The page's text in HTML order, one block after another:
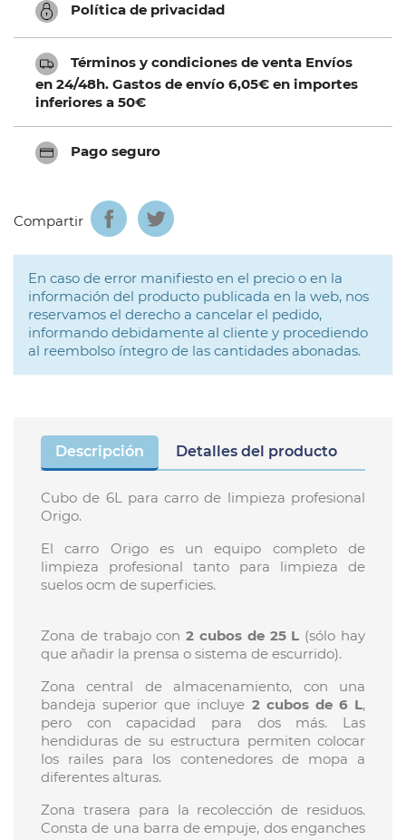
Política de privacidad
Términos y condiciones de venta Envíos
en 24/48h. Gastos de envío 6,05€ en importes
inferiores a 50€
Pago seguro
Compartir
En caso de error manifiesto en el precio o en la
información del producto publicada en la web, nos
reservamos el derecho a cancelar el pedido,
informando debidamente al cliente y procediendo
al reembolso íntegro de las cantidades abonadas.
Descripción Detalles del producto
Cubo de 6L para carro de limpieza profesional
Origo.
El carro Origo es un equipo completo de
limpieza profesional tanto para limpieza de
suelos ocm de superficies.
Zona de trabajo con2 cubos de 25 L (sólo hay
que añadir la prensa o sistema de escurrido).
Zona central de almacenamiento, con una
bandeja superior que incluye 2 cubos de 6 L,
pero con capacidad para dos más. Las
hendiduras de su estructura permiten colocar
los railes para los contenedores de mopa a
diferentes alturas.
Zona trasera para la recolección de residuos.
Consta de una barra de empuje, dos enganches